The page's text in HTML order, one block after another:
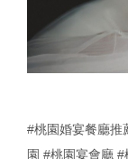
#桃園婚宴餐廳推
園 #桃園宴會廳 #